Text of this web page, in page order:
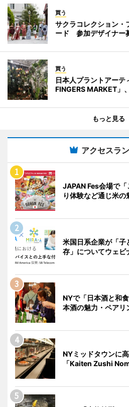
買う
サクラコレクション・
ード 参加デザイナー
買う
日本人プラントアーテ
FINGERS MARKET」
もっと見る
アクセスラ
JAPAN Fes会場で
り体験など通じ米の
米国日系企業が「子
存」についてウェビ
NYで「日本酒と和
本酒の魅力・ペアリ
NYミッドタウンに
「Kaiten Zushi